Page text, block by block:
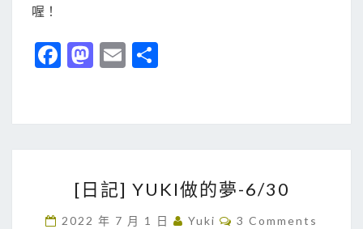
上
喔！
Fa
o
o
M
d
o
n
E
l
日
記
[日記] YUKI做的夢-6/30
2022 年 7 月 1 日 Yuki
C
3 Comments